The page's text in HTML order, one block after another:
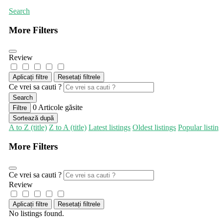
Search
More Filters
Review
Aplicați filtre Resetați filtrele
Ce vrei sa cauti ?
Search
Filtre
0 Articole găsite
Sortează după
A to Z (title) Z to A (title) Latest listings Oldest listings Popular
More Filters
Ce vrei sa cauti ?
Review
Aplicați filtre Resetați filtrele
No listings found.